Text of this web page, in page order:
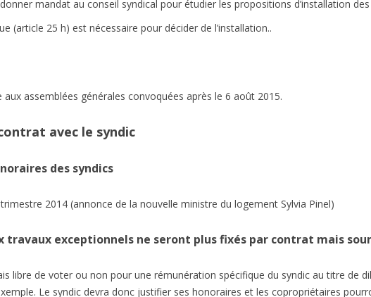
mandat au conseil syndical pour étudier les propositions d’installation
(article 25 h) est nécessaire pour décider de l’installation..
assemblées générales convoquées après le 6 août 2015.
avec le syndic
des syndics
2014 (annonce de la nouvelle ministre du logement Sylvia Pinel)
travaux exceptionnels ne seront plus fixés par contrat mais
libre de voter ou non pour une rémunération spécifique du syndic au titre de
Le syndic devra donc justifier ses honoraires et les copropriétaires